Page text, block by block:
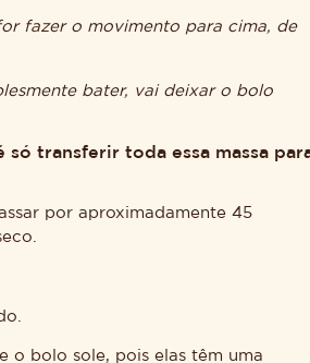
fazer o movimento para cima, de
bater, vai deixar o bolo
transferir toda essa massa
por aproximadamente 45
o bolo sole, pois elas têm uma